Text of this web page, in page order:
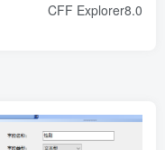
CFF Explorer8.0